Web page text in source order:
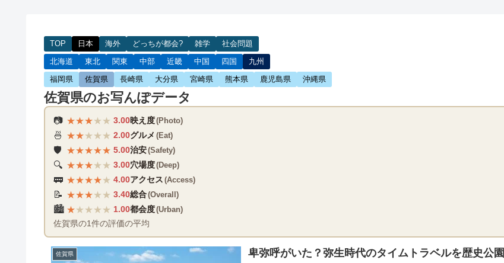
TOP 日本 海外 どっちが都会? 雑学
社会問題
北海道
東北 関東 中部 近畿 中国 四国
九州
福岡県
佐賀県 長崎県 大分県 宮崎県 熊本県 鹿児島県 沖縄県
佐賀県のお写んぽデータ
📷 ★★★★★ 3.00映え度(Photo)
🍜 ★★★★★ 2.00グルメ (Eat)
🛡️ ★★★★★ 5.00治安(Safety)
🔍 ★★★★★ 3.00穴場度(Deep)
🚃 ★★★★★ 4.00アクセス (Access)
📝 ★★★★★ 3.40総合(Overall)
🏙️ ★★★★★ 1.00都会度(Urban)
佐賀県の1件の評価の平均
佐賀県
卑弥呼がいた？弥生時代のタイムトラベルを歴史公園